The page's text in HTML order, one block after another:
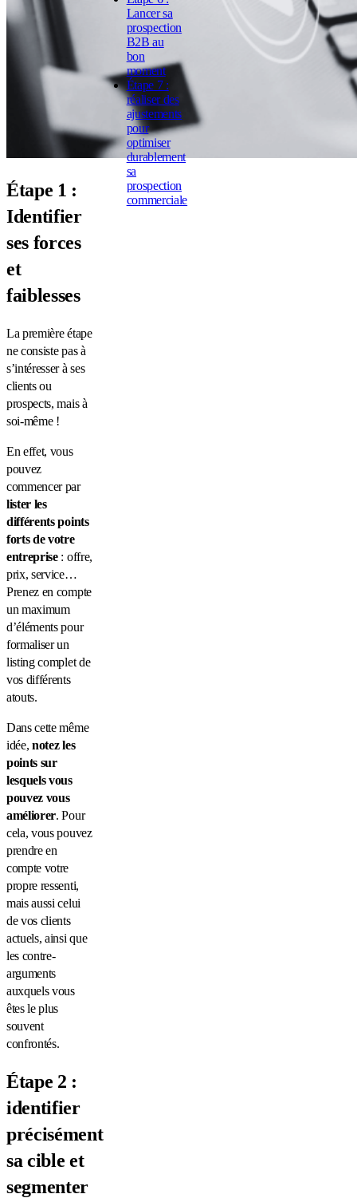
Étape 1 :
Identifier
ses forces
et
faiblesses
La première étape
ne consiste pas à
s’intéresser à ses
clients ou
prospects, mais à
soi-même !
En effet, vous
pouvez
commencer par
lister les
différents points
forts de votre
entreprise: offre,
prix, service…
Prenez en compte
un maximum
d’éléments pour
formaliser un
listing complet de
vos différents
atouts.
Dans cette même
idée,notez les
points sur
lesquels vous
pouvez vous
améliorer. Pour
cela, vous pouvez
prendre en
compte votre
propre ressenti,
mais aussi celui
de vos clients
actuels, ainsi que
les contre-
arguments
auxquels vous
êtes le plus
souvent
confrontés.
Étape 2 :
identifier
précisément
sa cible et
segmenter
Lancer sa
prospection
B2B au
bon
moment
Étape 7 :
réaliser des
ajustements
pour
optimiser
durablement
sa
prospection
commerciale